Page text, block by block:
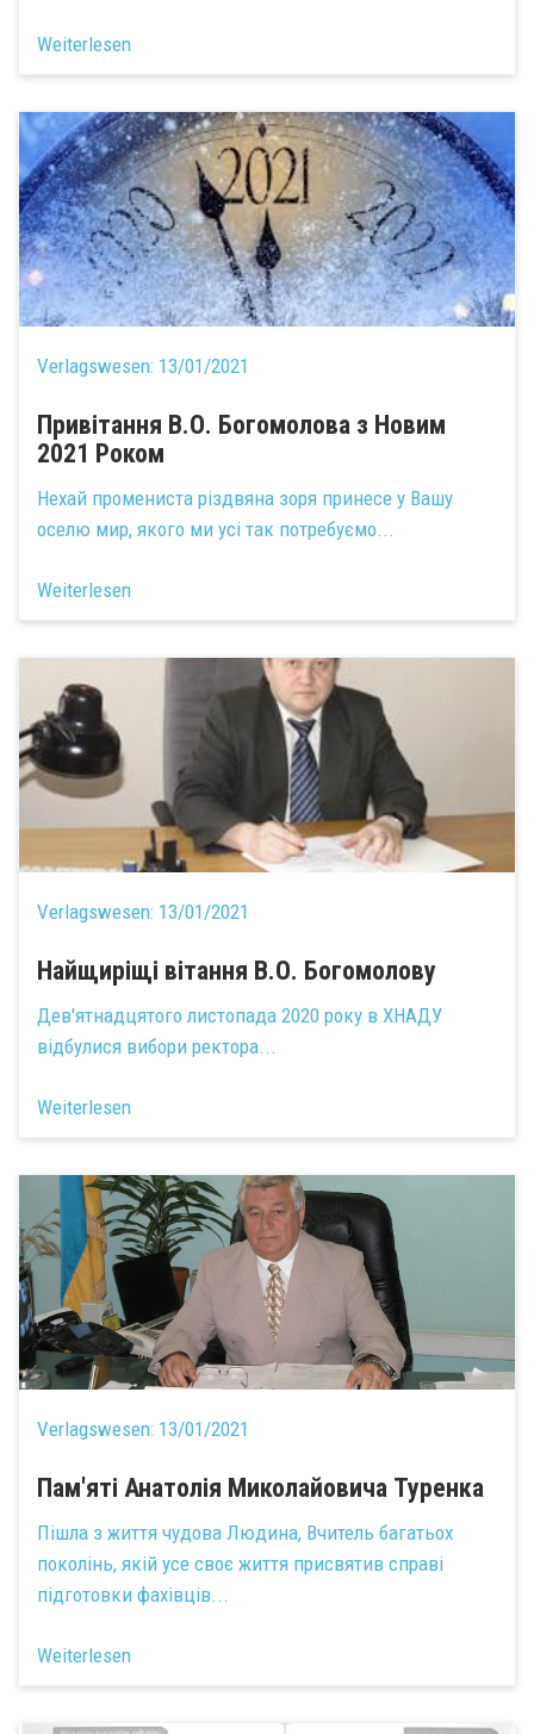
Weiterlesen
Verlagswesen: 13/01/2021
Привітання В.О. Богомолова з Новим
2021 Роком
Нехай промениста різдвяна зоря принесе у Вашу
оселю мир, якого ми усі так потребуємо...
Weiterlesen
Verlagswesen: 13/01/2021
Найщиріщі вітання В.О. Богомолову
Дев'ятнадцятого листопада 2020 року в ХНАДУ
відбулися вибори ректора...
Weiterlesen
Verlagswesen: 13/01/2021
Пам'яті Анатолія Миколайовича Туренка
Пішла з життя чудова Людина, Вчитель багатьох
поколінь, якій усе своє життя присвятив справі
підготовки фахівців...
Weiterlesen